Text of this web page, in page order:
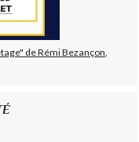
de Rémi Bezançon,